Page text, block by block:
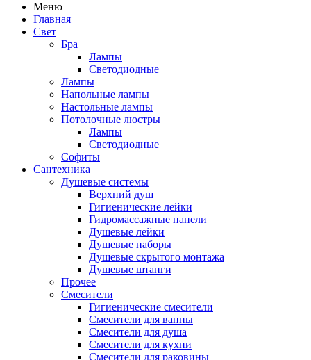
Меню
Главная
Свет
Бра
Лампы
Светодиодные
Лампы
Напольные лампы
Настольные лампы
Потолочные люстры
Лампы
Светодиодные
Софиты
Сантехника
Душевые системы
Верхний душ
Гигиенические лейки
Гидромассажные панели
Душевые лейки
Душевые наборы
Душевые скрытого монтажа
Душевые штанги
Прочее
Смесители
Гигиенические смесители
Смесители для ванны
Смесители для душа
Смесители для кухни
Смесители для раковины